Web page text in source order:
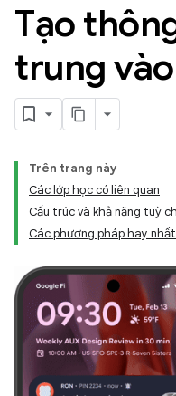
Tạo
trung
Trên trang này
Các lớp học có liên quan
Cấu trúc và khả năng tuỳ
Các phương pháp hay nhất